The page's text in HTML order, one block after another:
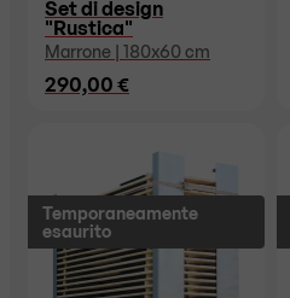
Set di design
"Rustica"
Marrone | 180x60 cm
290,00 €
Temporaneamente
esaurito